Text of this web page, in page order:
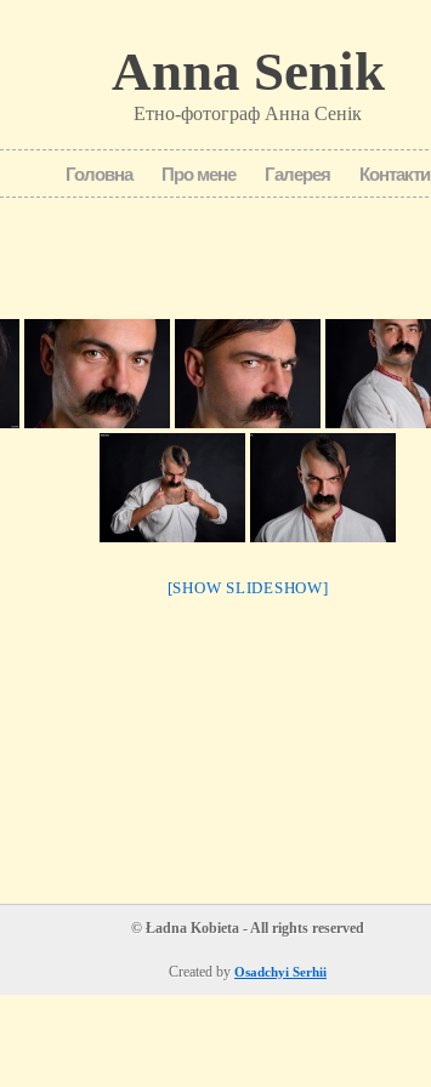
Anna Senik
Етно-фотограф Анна Сенік
Головна Про мене Галерея Контакти
[SHOW SLIDESHOW]
© Ładna Kobieta - All rights reserved
Created by Osadchyi Serhii